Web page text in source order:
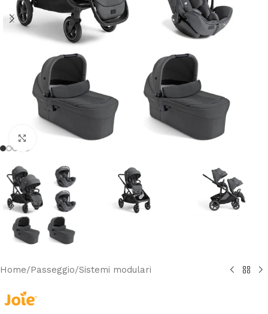
Clicca per ingrandire
Home/Passeggio/Sistemi modulari